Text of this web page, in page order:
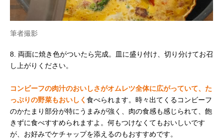
筆者撮影
8. 両面に焼き色がついたら完成。皿に盛り付け、切り分けてお召
し上がりください。
コンビーフの肉汁のおいしさがオムレツ全体に広がっていて、た
っぷりの野菜もおいしく 食べられます。時々出てくるコンビーフ
のかたまり部分が特にうまみが強く、肉の食感も感じられて、飽
きずに食べすすめられますよ。何もつけなくてもおいしいです
が、お好みでケチャップを添えるのもおすすめです。